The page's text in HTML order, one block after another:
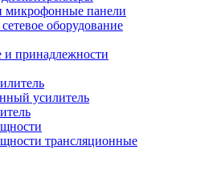
панели
оборудование
принадлежности
усилитель
трансляционные